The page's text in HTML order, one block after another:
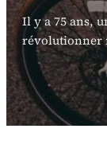
Il y a 75 ans,
révolutionner